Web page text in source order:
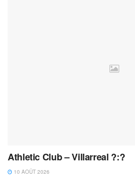
Athletic Club – Villarreal ?:?
10 AOÛT 2026